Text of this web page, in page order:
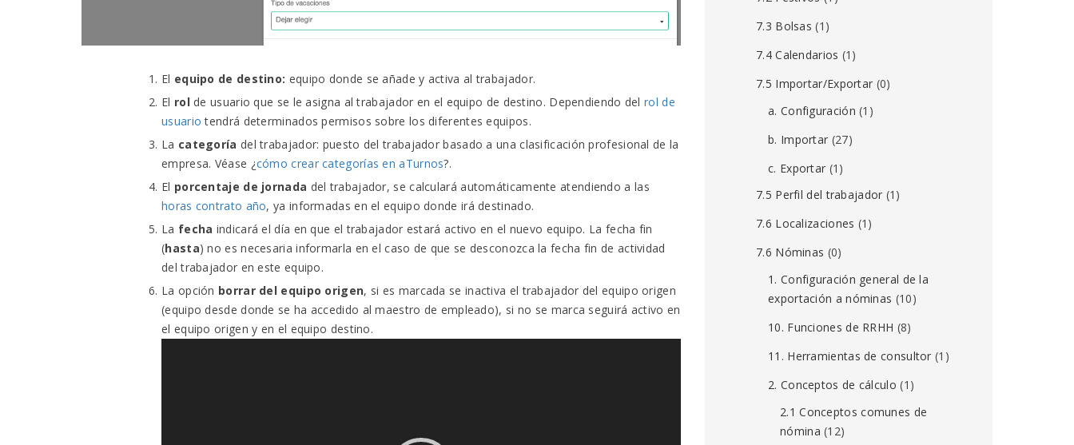
El equipo de destino: equipo donde se añade y activa al trabajador.
El rol de usuario que se le asigna al trabajador en el equipo de destino. Dependiendo delrol de
usuario tendrá determinados permisos sobre los diferentes equipos.
La categoría del trabajador: puesto del trabajador basado a una clasificación profesional de la
empresa. Véase ¿cómo crear categorías en aTurnos?.
El porcentaje de jornada del trabajador, se calculará automáticamente atendiendo a las
horas contrato año, ya informadas en el equipo donde irá destinado.
La fecha indicará el día en que el trabajador estará activo en el nuevo equipo. La fecha fin
(hasta) no es necesaria informarla en el caso de que se desconozca la fecha fin de actividad
del trabajador en este equipo.
La opción borrar del equipo origen, si es marcada se inactiva el trabajador del equipo origen
(equipo desde donde se ha accedido al maestro de empleado), si no se marca seguirá activo en
el equipo origen y en el equipo destino.
7.3 Bolsas (1)
7.4 Calendarios (1)
7.5 Importar/Exportar (0)
a. Configuración (1)
b. Importar (27)
c. Exportar (1)
7.5 Perfil del trabajador (1)
7.6 Localizaciones (1)
7.6 Nóminas (0)
1. Configuración general de la
exportación a nóminas (10)
10. Funciones de RRHH (8)
11. Herramientas de consultor (1)
2. Conceptos de cálculo (1)
2.1 Conceptos comunes de
nómina (12)